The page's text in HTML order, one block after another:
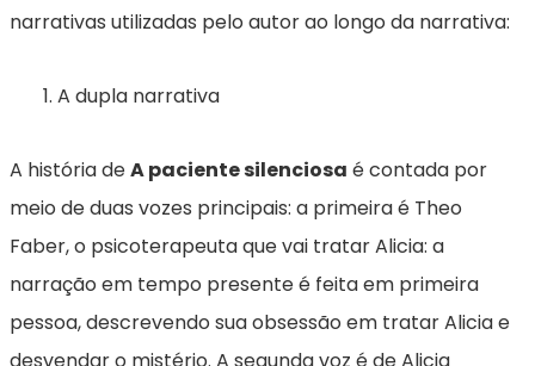
narrativas utilizadas pelo autor ao longo da narrativa:
A dupla narrativa
A história deA paciente silenciosa é contada por
meio de duas vozes principais: a primeira é Theo
Faber, o psicoterapeuta que vai tratar Alicia: a
narração em tempo presente é feita em primeira
pessoa, descrevendo sua obsessão em tratar Alicia e
desvendar o mistério. A segunda voz é de Alicia